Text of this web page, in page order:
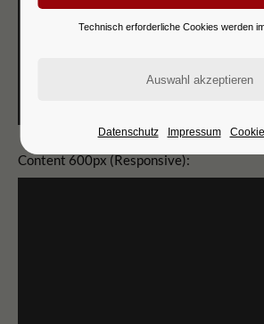
Content 600px (Responsive):
Technisch erforderliche Cookies werden
Datenschutz Impressum